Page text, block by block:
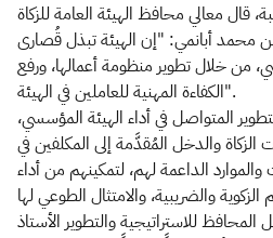
قال معالي محافظ الهيئة العامة للزكاة
أبانمي: "إن الهيئة تبذل قُصارى
من خلال تطوير منظومة أعمالها، ورفع
الكفاءة المهنية للعاملين في الهيئة".
المتواصل في أداء الهيئة المؤسسي،
والدخل المُقدَّمة إلى المكلفين في
والموارد الداعمة لهم، لتمكينهم من أداء
للاستراتيجية والتطوير الأستاذ